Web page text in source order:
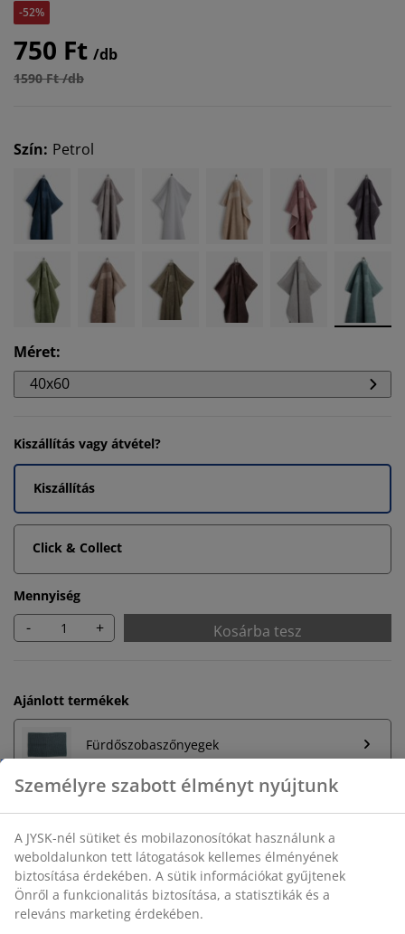
-52%
750 Ft /db
1590 Ft /db
Szín: Petrol
Méret:
40x60
Kiszállítás vagy átvétel?
Kiszállítás
Click & Collect
Mennyiség
- + Kosárba tesz
Ajánlott termékek
Fürdőszobaszőnyegek
Korlátlan termékvisszavétel
Időkorlát nélkül - bármelyik JYSK áruházban
Személyre szabott élményt nyújtunk
A JYSK-nél sütiket és mobilazonosítókat használunk a
weboldalunkon tett látogatások kellemes élményének
biztosítása érdekében. A sütik információkat gyűjtenek
Önről a funkcionalitás biztosítása, a statisztikák és a
releváns marketing érdekében.